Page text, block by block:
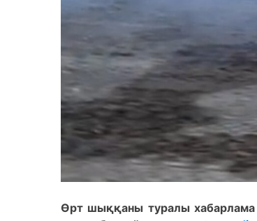
Өрт шыққаны туралы хабарлама